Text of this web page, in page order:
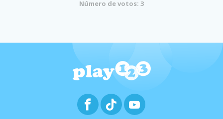
Número de votos: 3